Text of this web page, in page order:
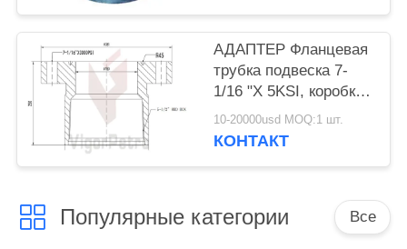
АДАПТЕР Фланцевая
трубка подвеска 7-
1/16 "X 5KSI, коробка
5-1/2" 8RD, API 6A
PSL
10-20000usd MOQ:1 шт.
КОНТАКТ
Популярные категории Все